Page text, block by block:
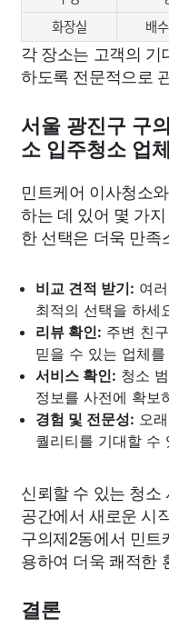
화장실
배
각 장소는 고객의
하도록 전문적으로
서울 광진구 구
소 입주청소 업
민트케어 이사청소
하는 데 있어 몇 가
한 선택은 더욱 만족
비교 견적 받기: 여
최적의 선택을 하세
리뷰 확인: 주변 친
믿을 수 있는 업체
서비스 확인: 청소
정보를 사전에 확보
경험 및 전문성: 오
퀄리티를 기대할 수
신뢰할 수 있는 청소
공간에서 새로운 시
구의제2동에서 민
용하여 더욱 쾌적한
결론